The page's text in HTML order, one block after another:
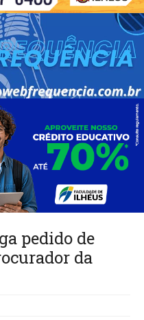
pedido de
da